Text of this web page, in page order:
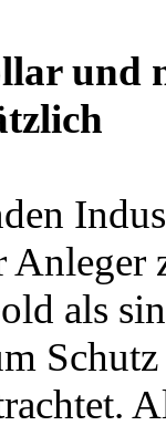
und
Anleger
als